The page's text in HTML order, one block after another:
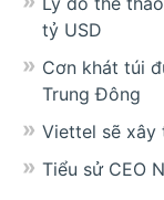
tỷ USD
Cơn khát túi
Trung Đông
Viettel sẽ xây
Tiểu sử CEO